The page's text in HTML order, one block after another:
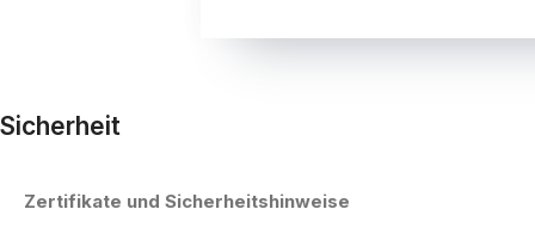
Sicherheit
Zertifikate und Sicherheitshinweise